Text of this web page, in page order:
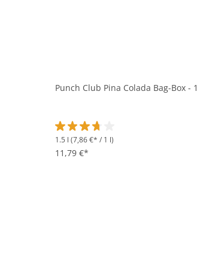
Punch Club Pina Colada Bag-Box -
Durchschnittliche Bewertung von
1.5 l (7,86 €* / 1 l)
11,79 €*